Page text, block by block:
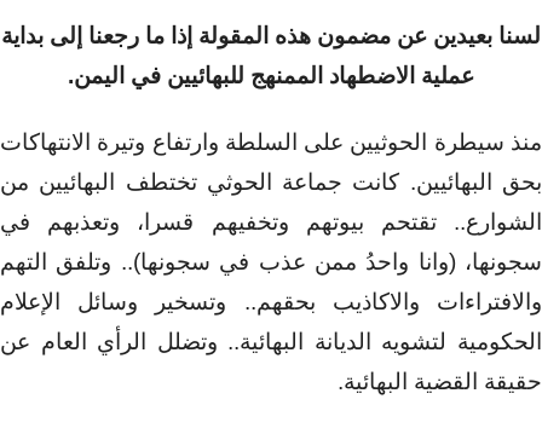
لسنا بعيدين عن مضمون هذه المقولة إذا ما رجعنا إلى بداية
عملية الاضطهاد الممنهج للبهائيين في اليمن.
منذ سيطرة الحوثيين على السلطة وارتفاع وتيرة الانتهاكات
بحق البهائيين. كانت جماعة الحوثي تختطف البهائيين من
الشوارع.. تقتحم بيوتهم وتخفيهم قسرا، وتعذبهم في
سجونها، (وانا واحدُ ممن عذب في سجونها).. وتلفق التهم
والافتراءات والاكاذيب بحقهم.. وتسخير وسائل الإعلام
الحكومية لتشويه الديانة البهائية.. وتضلل الرأي العام عن
حقيقة القضية البهائية.